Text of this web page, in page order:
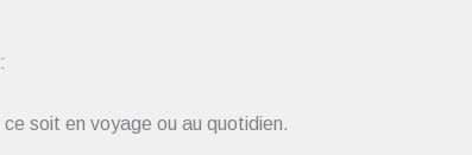
soit en voyage ou au quotidien.